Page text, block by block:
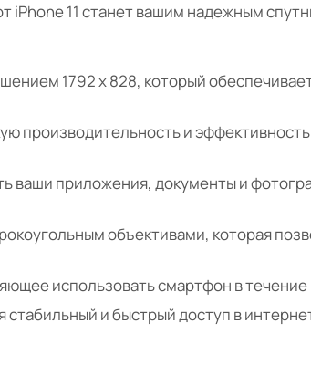
iPhone 11 станет вашим надежным
1792 x 828, который
производительность и
ваши приложения, документы и
объективами, которая
использовать смартфон в течение
и быстрый доступ в